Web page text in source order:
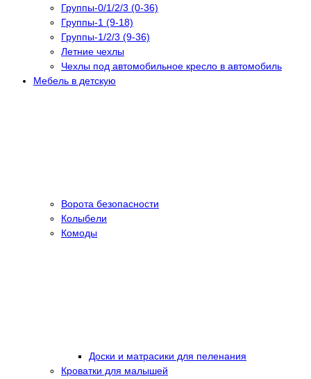
Группы-0/1/2/3 (0-36)
Группы-1 (9-18)
Группы-1/2/3 (9-36)
Летние чехлы
Чехлы под автомобильное кресло в автомобиль
Мебель в детскую
Ворота безопасности
Колыбели
Комоды
Доски и матрасики для пеленания
Кроватки для малышей